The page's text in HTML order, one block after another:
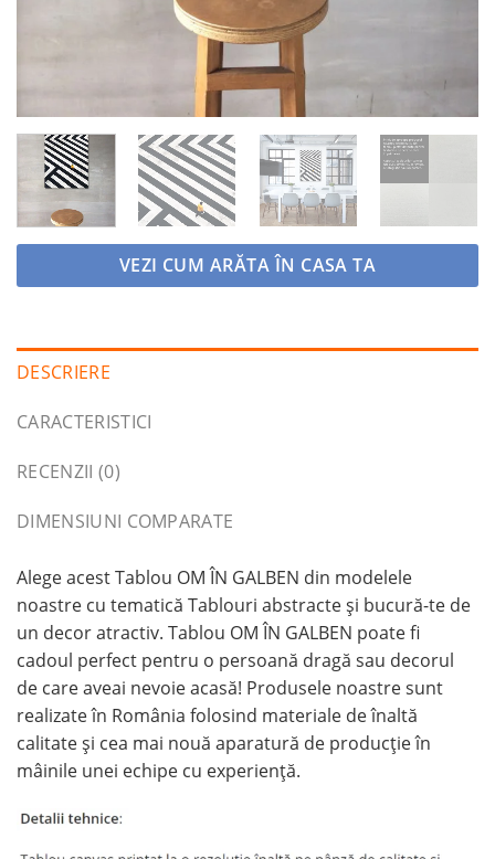
VEZI CUM ARĂTA ÎN CASA TA
DESCRIERE
CARACTERISTICI
RECENZII (0)
DIMENSIUNI COMPARATE
Alege acest Tablou OM ÎN GALBEN din modelele
noastre cu tematică Tablouri abstracte și bucură-te de
un decor atractiv. Tablou OM ÎN GALBEN poate fi
cadoul perfect pentru o persoană dragă sau decorul
de care aveai nevoie acasă! Produsele noastre sunt
realizate în România folosind materiale de înaltă
calitate și cea mai nouă aparatură de producție în
mâinile unei echipe cu experiență.